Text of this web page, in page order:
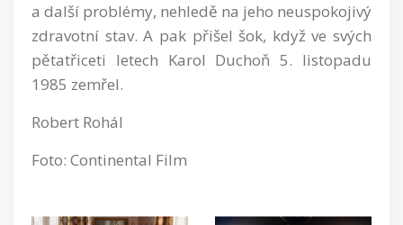
a další problémy, nehledě na jeho neuspokojivý
zdravotní stav. A pak přišel šok, když ve svých
pětatřiceti letech Karol Duchoň 5. listopadu
1985 zemřel.
Robert Rohál
Foto: Continental Film